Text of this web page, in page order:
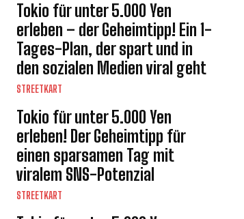
Tokio für unter 5.000 Yen
erleben – der Geheimtipp! Ein 1-
Tages-Plan, der spart und in
den sozialen Medien viral geht
STREETKART
Tokio für unter 5.000 Yen
erleben! Der Geheimtipp für
einen sparsamen Tag mit
viralem SNS-Potenzial
STREETKART